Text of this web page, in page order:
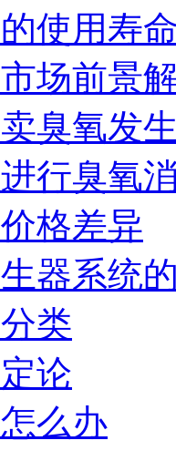
使用寿
场前景
臭氧发
行臭氧
格差异
器系统
类
论
么办